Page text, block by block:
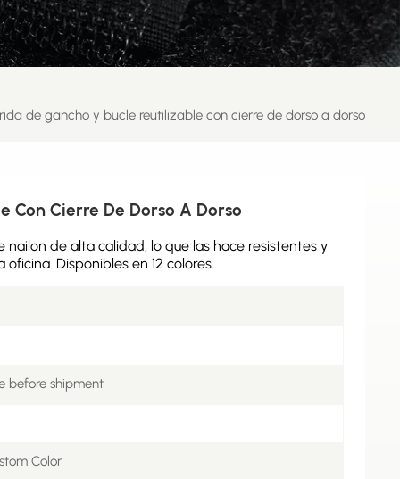
de gancho y bucle reutilizable con cierre de dorso a dorso
Con Cierre De Dorso A Dorso
de alta calidad, lo que las hace resistentes y
Disponibles en 12 colores.
before shipment
Color